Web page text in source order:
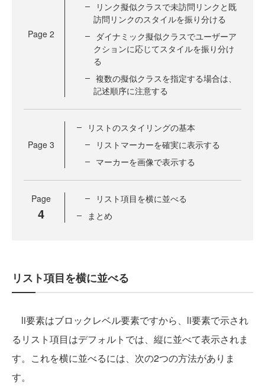
Page 2
リンク擬似クラスで未訪問リンクと既
訪問リンクのスタイルを振り分ける
ダイナミック擬似クラスでユーザーア
クションに応じてスタイルを振り分け
る
複数の擬似クラスを指定する場合は、
記述順序に注意する
Page 3
リストのスタイリングの基本
リストマーカーを確実に表示する
マーカーを画像で表示する
Page
4
リスト項目を横に並べる
まとめ
リスト項目を横に並べる
li要素はブロックレベル要素ですから、li要素で示され
るリスト項目はデフォルトでは、縦に並べて表示されま
す。これを横に並べるには、次の2つの方法がありま
す。